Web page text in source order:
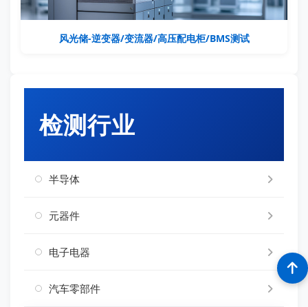
风光储-逆变器/变流器/高压配电柜/BMS测试
检测行业
半导体
元器件
电子电器
汽车零部件